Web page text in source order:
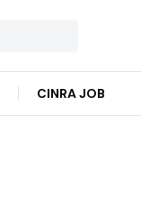
CINRA JOB